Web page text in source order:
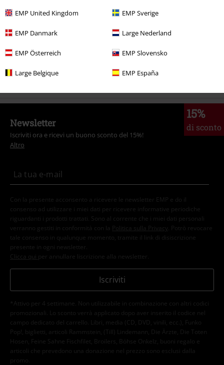
EMP United Kingdom EMP Sverige
EMP Danmark Large Nederland
EMP Österreich EMP Slovensko
Large Belgique EMP España
Felpe
15%
di sconto
Newsletter
Iscriviti ora e ricevi un buono sconto del 15%!
Altro
Con la presente acconsento a ricevere le newsletter EMP e do il
consenso ad utilizzare i miei dati per ricevere informative periodiche
riguardanti i prodotti trattati. Sono al corrente che i miei dati personali
verranno gestiti in conformità con la
Politica sulla Privacy
. Potrò revocare
tale consenso in qualunque momento, tramite il link di disiscrizione
presente in ogni newsletter.
Clicca qui per annullare liscrizione alla newsletter.
Iscriviti
*Attivo per 4 settimane. Non utilizzabile in combinazione con altri codici
promozionali. Lo sconto verrà applicato dopo aver inserito il codice nel
campo dedicato del carrello. Libri, media (CD, DVD, vinili, ecc.), Funko
Pop!, biglietti, articoli Rammstein, (Till) Lindemann, Die Ärzte, Die Toten
Hosen, Feine Sahne Fischfilet, Broilers, Böhse Onkelz, buoni regalo e
articoli che prevedono una donazione nel prezzo sono esclusi dalla
promo.